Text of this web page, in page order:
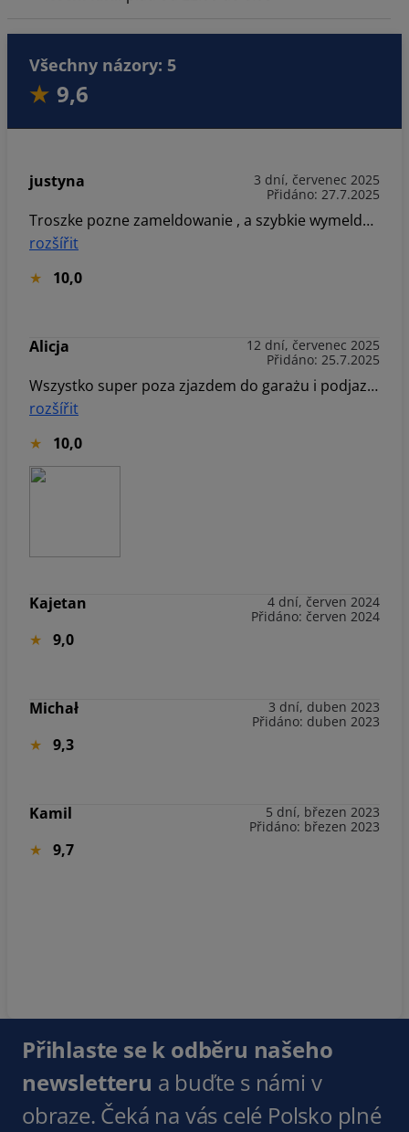
Všechny názory: 5
9,6
justyna
3 dní, červenec 2025
Přidáno: 27.7.2025
Troszke pozne zameldowanie , a szybkie wymeldowanie.
rozšířit
10,0
Alicja
12 dní, červenec 2025
Přidáno: 25.7.2025
Wszystko super poza zjazdem do garażu i podjazdem. Urwaliśmy osłonę silnika.
rozšířit
10,0
Kajetan
4 dní, červen 2024
Přidáno: červen 2024
9,0
Michał
3 dní, duben 2023
Přidáno: duben 2023
9,3
Kamil
5 dní, březen 2023
Přidáno: březen 2023
9,7
Přihlaste se k odběru našeho
newsletteru a buďte s námi v
obraze. Čeká na vás celé Polsko plné